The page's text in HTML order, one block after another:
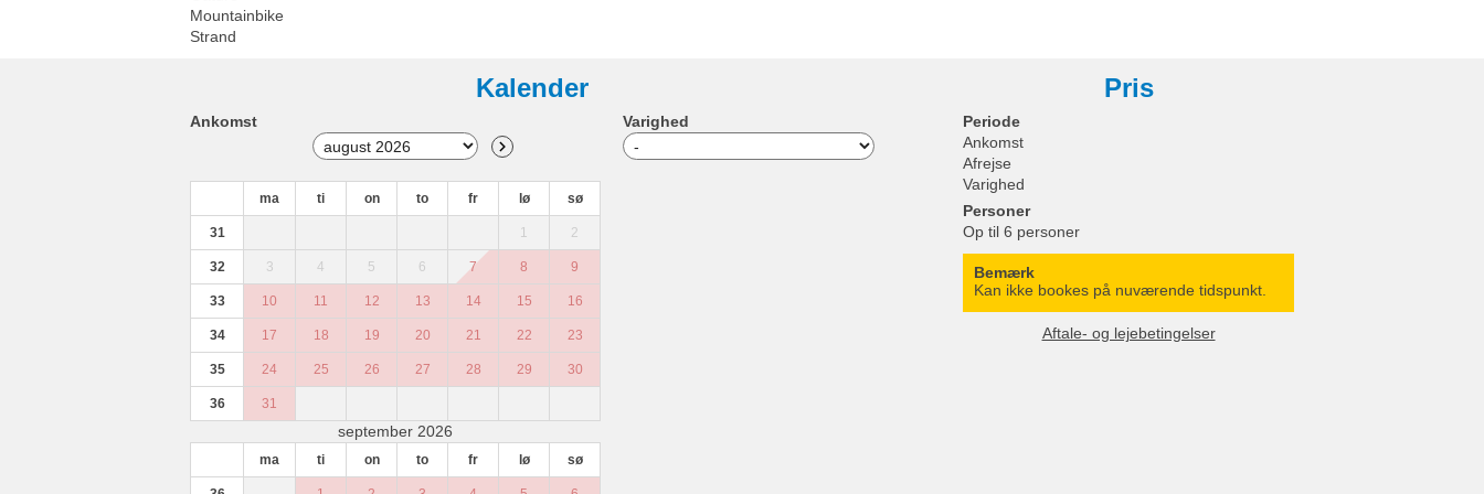
Mountainbike
Strand
Kalender
Ankomst
ma ti on to fr lø sø
31 1 2
32 3 4 5 6 7 8 9
33 10 11 12 13 14 15 16
34 17 18 19 20 21 22 23
35 24 25 26 27 28 29 30
36 31
september 2026
ma ti on to fr lø sø
Varighed
Pris
Periode
Ankomst
Afrejse
Varighed
Personer
Op til 6 personer
Bemærk
Kan ikke bookes på nuværende tidspunkt.
Aftale- og lejebetingelser